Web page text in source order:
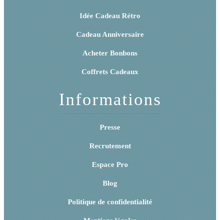
Idée Cadeau Rétro
Cadeau Anniversaire
Acheter Bonbons
Coffrets Cadeaux
Informations
Presse
Recrutement
Espace Pro
Blog
Politique de confidentialité